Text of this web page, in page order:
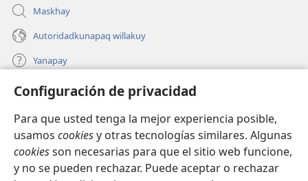
Configuración de privacidad
Para que usted tenga la mejor experiencia posible,
usamos cookiesy otras tecnologías similares. Algunas
cookiesson necesarias para que el sitio web funcione,
y no se pueden rechazar. Puede aceptar o rechazar
Maskhay
Autoridadkunapaq willakuy
Yanapay
Donacionta churanapaq
una
nueva
ventana)
INTERNETPI QELQANCHISKUNA Watchtower™
(abre
una
nueva
ventana)
JW Hub
(abre